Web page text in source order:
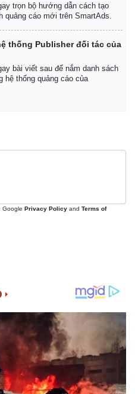
trọn bộ hướng dẫn cách tạo
quảng cáo mới trên SmartAds.
thống Publisher đối tác của
bài viết sau để nắm danh sách
hệ thống quảng cáo của
Google Privacy Policy and Terms of